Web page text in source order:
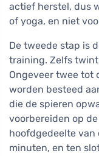
actief herstel, dus
of yoga, en niet
De tweede stap is
training. Zelfs
Ongeveer twee tot
worden besteed
die de spieren
voorbereiden op
hoofdgedeelte
minuten, en ten